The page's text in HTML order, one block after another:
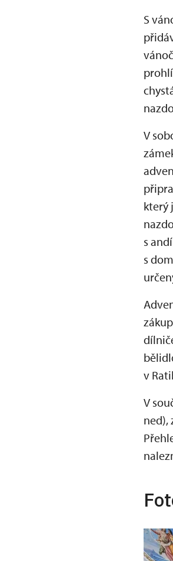
S
V
který
s
s
v
V
ned),